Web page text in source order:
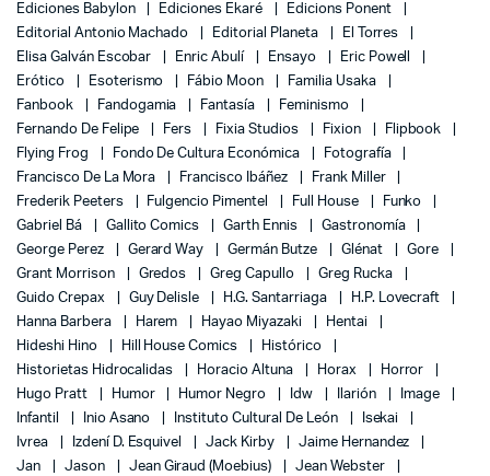
Ediciones Babylon
Ediciones Ekaré
Edicions Ponent
Editorial Antonio Machado
Editorial Planeta
El Torres
Elisa Galván Escobar
Enric Abulí Ensayo
Eric Powell
Erótico
Esoterismo Fábio Moon
Familia Usaka
Fanbook
Fandogamia Fantasía
Feminismo
Fernando De Felipe
Fers Fixia Studios Fixion
Flipbook
Flying Frog
Fondo De Cultura Económica
Fotografía
Francisco De La Mora
Francisco Ibáñez
Frank Miller
Frederik Peeters
Fulgencio Pimentel Full House
Funko
Gabriel Bá
Gallito Comics Garth Ennis
Gastronomía
George Perez
Gerard Way Germán Butze Glénat
Gore
Grant Morrison
Gredos Greg Capullo
Greg Rucka
Guido Crepax
Guy Delisle H.G. Santarriaga
H.P. Lovecraft
Hanna Barbera
Harem Hayao Miyazaki
Hentai
Hideshi Hino
Hill House Comics
Histórico
Historietas Hidrocalidas
Horacio Altuna Horax
Horror
Hugo Pratt
Humor Humor Negro Idw Ilarión
Image
Infantil
Inio Asano Instituto Cultural De León
Isekai
Ivrea
Izdení D. Esquivel Jack Kirby
Jaime Hernandez
Jan
Jason Jean Giraud (Moebius)
Jean Webster